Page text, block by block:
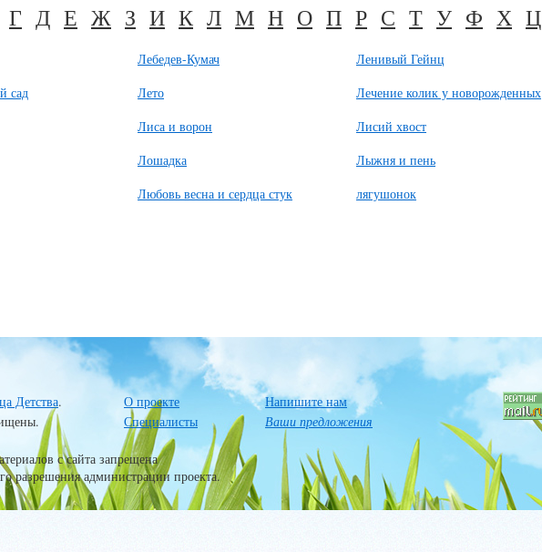
Г Д Е Ж З И К Л М Н О П Р С Т У Ф Х Ц
Лебедев-Кумач Ленивый Гейнц
сад
Лето Лечение колик у новорожденных
Лиса и ворон Лисий хвост
Лошадка Лыжня и пень
Любовь весна и сердца стук лягушонок
Детства.
О проекте
Напишите нам
Специалисты
Ваши предложения
с сайта запрещена
разрешения администрации проекта.